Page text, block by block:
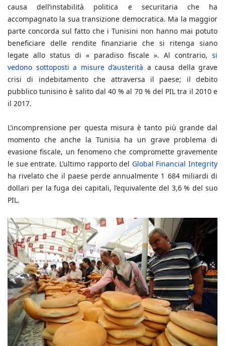
causa dell’instabilità politica e securitaria che ha
accompagnato la sua transizione democratica. Ma la maggior
parte concorda sul fatto che i Tunisini non hanno mai potuto
beneficiare delle rendite finanziarie che si ritenga siano
legate allo status di « paradiso fiscale ». Al contrario, si
vedono sottoposti a misure d’austerità a causa della grave
crisi di indebitamento che attraversa il paese; il debito
pubblico tunisino è salito dal 40 % al 70 % del PIL tra il 2010 e
il 2017.
L’incomprensione per questa misura è tanto più grande dal
momento che anche la Tunisia ha un grave problema di
evasione fiscale, un fenomeno che compromette gravemente
le sue entrate. L’ultimo rapporto del Global Financial Integrity
ha rivelato che il paese perde annualmente 1 684 miliardi di
dollari per la fuga dei capitali, l’equivalente del 3,6 % del suo
PIL.